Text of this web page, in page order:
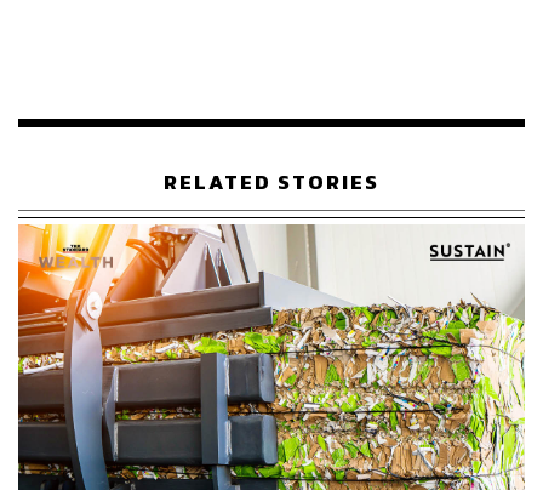
TAGS: เกียรติชาย ไมตรีวงษ์
ภาณุพงศ์ ภูทะวัง
การฟื้นฟูสิ่งแวดล้อม
TOA
ก๊าซเรือนกระจก
Net Zero Emissions
Sustain Sustain Update
RELATED STORIES